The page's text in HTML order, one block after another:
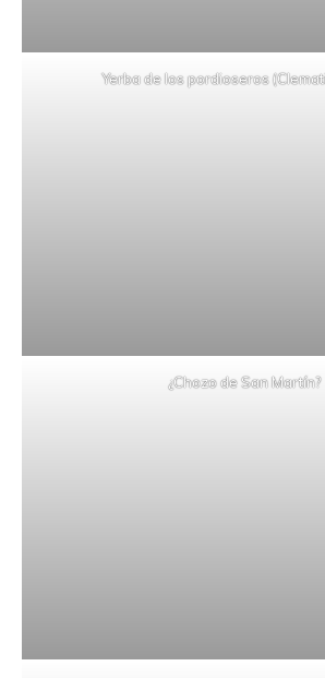
Yerba de los pordioseros
¿Chozo de San Martín?